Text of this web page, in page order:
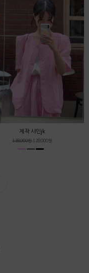
제작 샤인jk
138,000원 128,000원